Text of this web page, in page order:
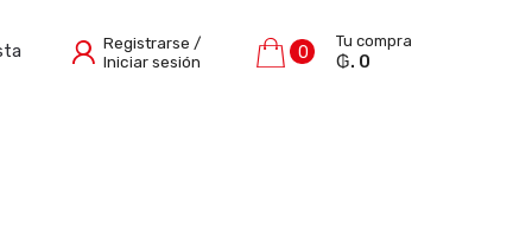
Registrarse /
Iniciar sesión
0
Tu compra
₲. 0